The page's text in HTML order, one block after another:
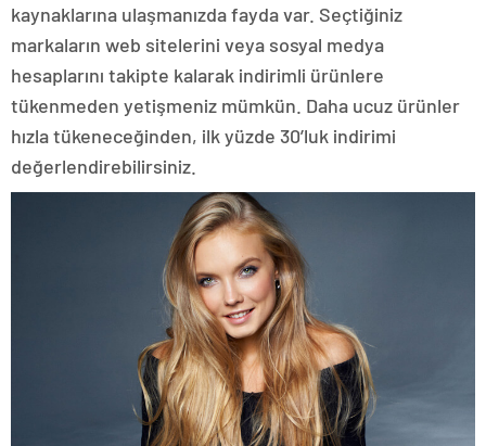
kaynaklarına ulaşmanızda fayda var. Seçtiğiniz
markaların web sitelerini veya sosyal medya
hesaplarını takipte kalarak indirimli ürünlere
tükenmeden yetişmeniz mümkün. Daha ucuz ürünler
hızla tükeneceğinden, ilk yüzde 30’luk indirimi
değerlendirebilirsiniz.